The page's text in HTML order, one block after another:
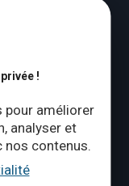
!
pour améliorer
analyser et
nos contenus.
– 18:00